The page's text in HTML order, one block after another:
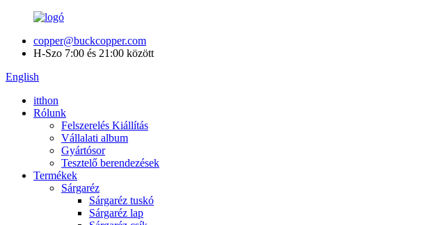
copper@buckcopper.com
H-Szo 7:00 és 21:00 között
English
itthon
Rólunk
Felszerelés Kiállítás
Vállalati album
Gyártósor
Tesztelő berendezések
Termékek
Sárgaréz
Sárgaréz tuskó
Sárgaréz lap